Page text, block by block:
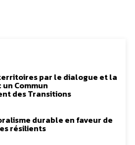
par le dialogue et la
Commun
des Transitions
durable en faveur de
résilients